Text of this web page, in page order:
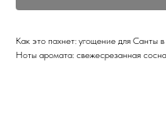
Как это пахнет: угощение для Санты
Ноты аромата: свежесрезанная